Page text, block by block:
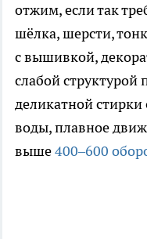
отжим, если так
шёлка, шерсти,
с вышивкой,
слабой структурой
деликатной
воды, плавное
выше400–600